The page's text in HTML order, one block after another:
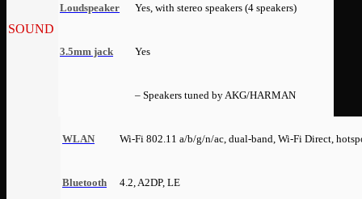
SOUND
Loudspeaker Yes, with stereo speakers (4 speakers)
3.5mm jack Yes
– Speakers tuned by AKG/HARMAN
WLAN Wi-Fi 802.11 a/b/g/n/ac, dual-band, Wi-Fi Direct,
Bluetooth 4.2, A2DP, LE